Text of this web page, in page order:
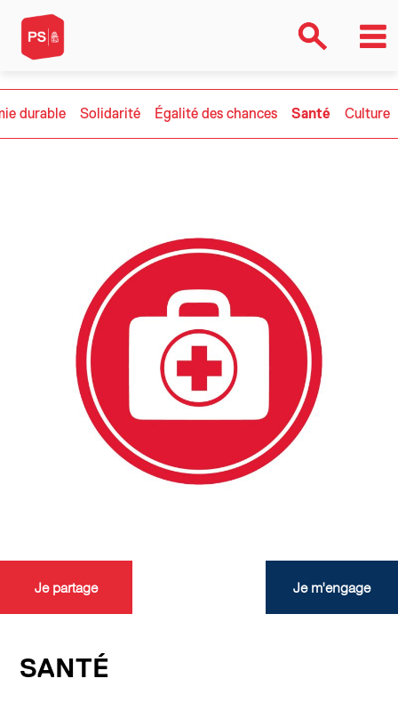
durable Solidarité Égalité des chances Santé Culture
SANTÉ
Je partage Je m'engage